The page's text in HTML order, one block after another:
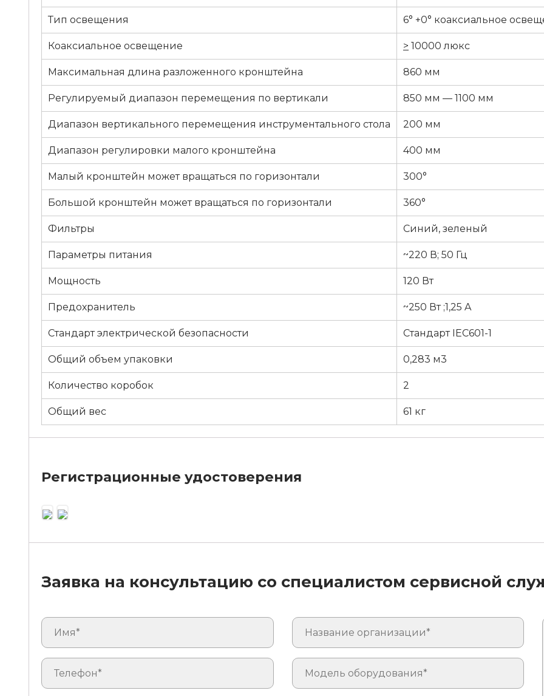
Тип освещения 6° +0° коаксиальное
Коаксиальное освещение > 10000 люкс
Максимальная длина разложенного кронштейна 860 мм
Регулируемый диапазон перемещения по вертикали 850 мм — 1100 мм
Диапазон вертикального перемещения инструментального стола 200 мм
Диапазон регулировки малого кронштейна 400 мм
Малый кронштейн может вращаться по горизонтали 300°
Большой кронштейн может вращаться по горизонтали 360°
Фильтры Синий, зеленый
Параметры питания ~220 В; 50 Гц
Мощность 120 Вт
Предохранитель ~250 Вт ;1,25 A
Стандарт электрической безопасности Стандарт IEC601-1
Общий объем упаковки 0,283 м3
Количество коробок 2
Общий вес 61 кг
Регистрационные удостоверения
Заявка на консультацию со специалистом сервисной